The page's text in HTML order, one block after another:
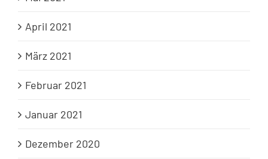
April 2021
März 2021
Februar 2021
Januar 2021
Dezember 2020